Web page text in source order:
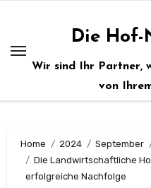
springen
Die Hof-
Wir sind Ihr Partner,
von
Home 2024 September
Die Landwirtschaftliche
erfolgreiche Nachfolge